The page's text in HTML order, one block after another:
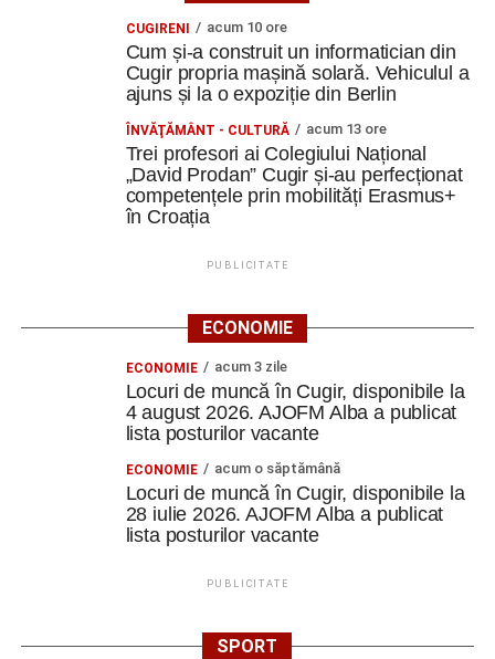
CUGIRENI acum 10 ore
Cum și-a construit un informatician din
Cugir propria mașină solară. Vehiculul a
ajuns și la o expoziție din Berlin
ÎNVĂŢĂMÂNT - CULTURĂ acum 13 ore
Trei profesori ai Colegiului Național
„David Prodan” Cugir și-au perfecționat
competențele prin mobilități Erasmus+
în Croația
PUBLICITATE
ECONOMIE
ECONOMIE acum 3 zile
Locuri de muncă în Cugir, disponibile la
4 august 2026. AJOFM Alba a publicat
lista posturilor vacante
ECONOMIE acum o săptămână
Locuri de muncă în Cugir, disponibile la
28 iulie 2026. AJOFM Alba a publicat
lista posturilor vacante
PUBLICITATE
SPORT